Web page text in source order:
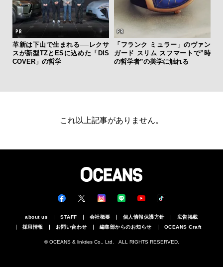
革新は下山で生まれる──レクサ
スが新型TZとESに込めた「DIS
COVER」の哲学
「フランク ミュラー」のヴァン
ガード スリム スフマートで”時
の哲学者”の美学に触れる
これ以上記事がありません。
about us STAFF 会社概要 個人情報保護方針
広告掲載
採用情報
お問い合わせ 編集部からのお知らせ OCEANS Craft
© OCEANS & linkties Co., Ltd. ALL RIGHTS RESERVED.